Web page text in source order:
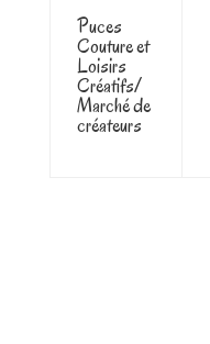
Puces
Couture et
Loisirs
Créatifs/
Marché de
créateurs